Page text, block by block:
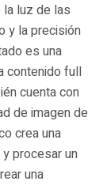
luz de las
y la precisión
es una
contenido full
cuenta con
de imagen de
crea una
procesar un
una